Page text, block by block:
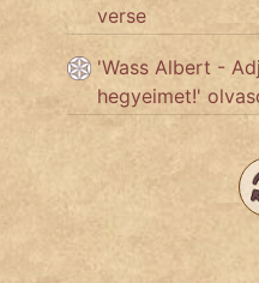
mikkamakka
vörös ördög
verse
'Wass Albert -
hegyeimet!'